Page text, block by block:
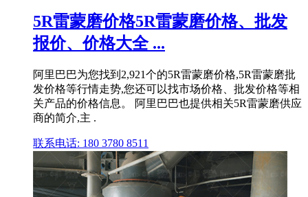
5R雷蒙磨价格5R雷蒙磨价格、批发
报价、价格大全 ...
阿里巴巴为您找到2,921个的5R雷蒙磨价格,5R雷蒙磨批
发价格等行情走势,您还可以找市场价格、批发价格等相
关产品的价格信息。 阿里巴巴也提供相关5R雷蒙磨供应
商的简介,主 .
联系电话: 180 3780 8511